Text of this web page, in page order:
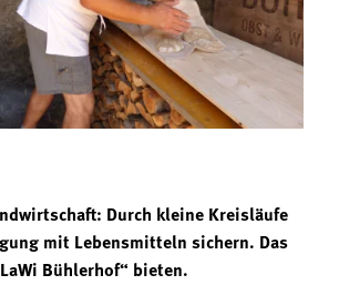
Durch kleine Kreisläufe
mit Lebensmitteln sichern. Das
Bühlerhof“ bieten.